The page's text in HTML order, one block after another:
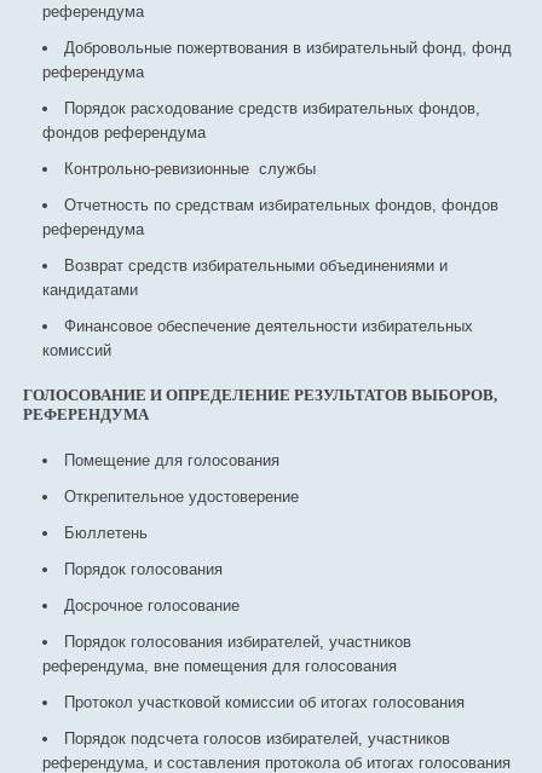
референдума
Добровольные пожертвования в избирательный фонд, фонд
референдума
Порядок расходование средств избирательных фондов,
фондов референдума
Контрольно-ревизионные службы
Отчетность по средствам избирательных фондов, фондов
референдума
Возврат средств избирательными объединениями и
кандидатами
Финансовое обеспечение деятельности избирательных
комиссий
ГОЛОСОВАНИЕ И ОПРЕДЕЛЕНИЕ РЕЗУЛЬТАТОВ ВЫБОРОВ,
РЕФЕРЕНДУМА
Помещение для голосования
Открепительное удостоверение
Бюллетень
Порядок голосования
Досрочное голосование
Порядок голосования избирателей, участников
референдума, вне помещения для голосования
Протокол участковой комиссии об итогах голосования
Порядок подсчета голосов избирателей, участников
референдума, и составления протокола об итогах голосования